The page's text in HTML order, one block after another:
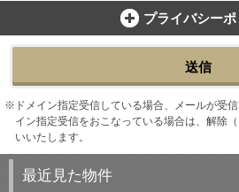
プライバシー
送信
ドメイン指定受信している場合、メールが受
イン指定受信をおこなっている場合は、解除
いいたします。
最近見た物件